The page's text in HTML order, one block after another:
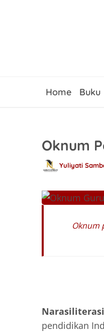
Home Buku
Oknum
Yuliyati
Oknum
pendidikan